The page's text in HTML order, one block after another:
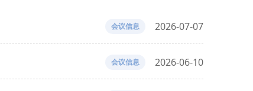
会议信息 2026-07-07
会议信息 2026-06-10